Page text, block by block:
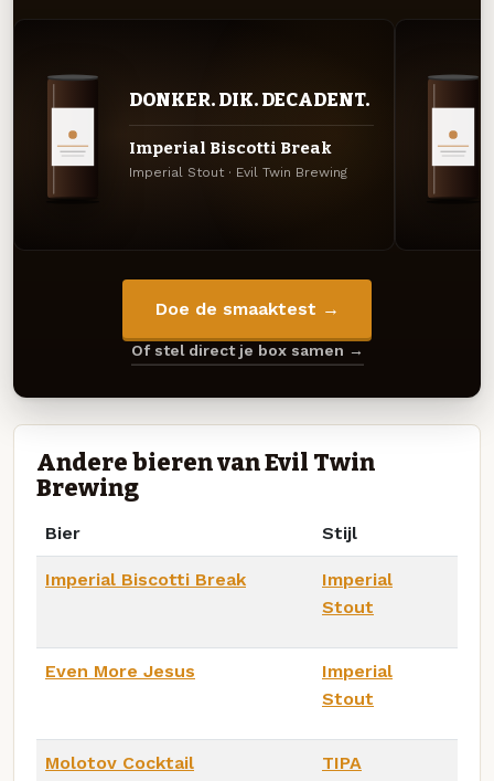
DONKER. DIK. DECADENT.
Imperial Biscotti Break
Imperial Stout · Evil Twin Brewing
Doe de smaaktest →
Of stel direct je box samen →
Andere bieren van Evil Twin
Brewing
Bier Stijl
Imperial Biscotti Break
Imperial
Stout
Even More Jesus
Imperial
Stout
Molotov Cocktail TIPA